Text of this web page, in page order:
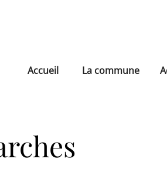
Accueil La commune